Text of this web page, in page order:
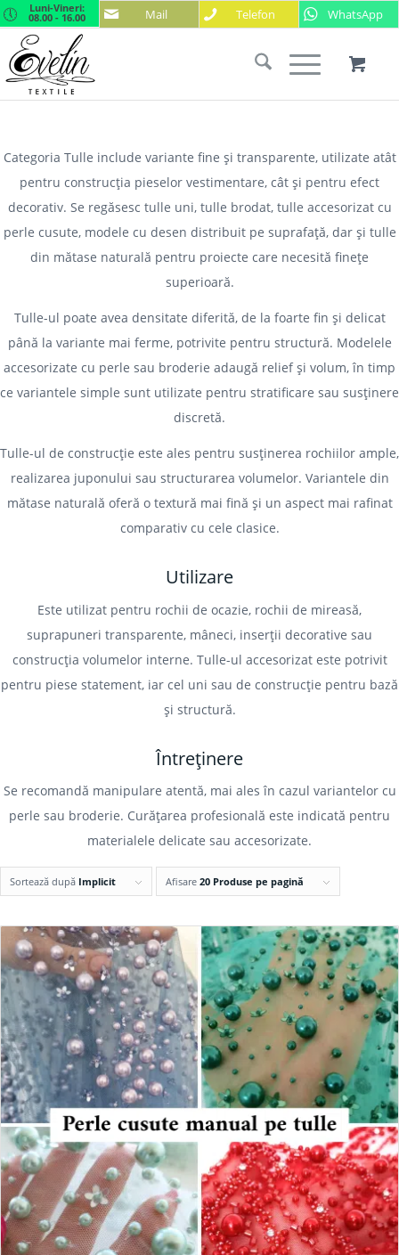
Mail Telefon WhatsApp
Luni-Vineri:
08.00 - 16.00
Categoria Tulle include variante fine și transparente, utilizate atât
pentru construcția pieselor vestimentare, cât și pentru efect
decorativ. Se regăsesc tulle uni, tulle brodat, tulle accesorizat cu
perle cusute, modele cu desen distribuit pe suprafață, dar și tulle
din mătase naturală pentru proiecte care necesită finețe
superioară.
Tulle-ul poate avea densitate diferită, de la foarte fin și delicat
până la variante mai ferme, potrivite pentru structură. Modelele
accesorizate cu perle sau broderie adaugă relief și volum, în timp
ce variantele simple sunt utilizate pentru stratificare sau susținere
discretă.
Tulle-ul de construcție este ales pentru susținerea rochiilor ample,
realizarea juponului sau structurarea volumelor. Variantele din
mătase naturală oferă o textură mai fină și un aspect mai rafinat
comparativ cu cele clasice.
Utilizare
Este utilizat pentru rochii de ocazie, rochii de mireasă,
suprapuneri transparente, mâneci, inserții decorative sau
construcția volumelor interne. Tulle-ul accesorizat este potrivit
pentru piese statement, iar cel uni sau de construcție pentru bază
și structură.
Întreținere
Se recomandă manipulare atentă, mai ales în cazul variantelor cu
perle sau broderie. Curățarea profesională este indicată pentru
materialele delicate sau accesorizate.
Sortează după Implicit Afisare 20 Produse pe pagină